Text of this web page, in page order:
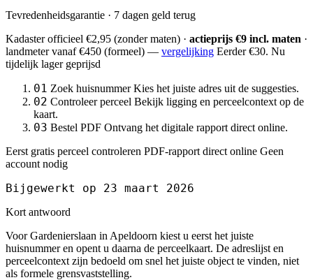
Tevredenheidsgarantie · 7 dagen geld terug
Kadaster officieel €2,95 (zonder maten) · actieprijs €9 incl. maten ·
landmetervanaf €450 (formeel) — vergelijking Eerder €30. Nu
tijdelijk lager geprijsd
01 Zoek huisnummer Kies het juiste adres uit de suggesties.
02 Controleer perceel Bekijk ligging en perceelcontext op de
kaart.
03 Bestel PDF Ontvang het digitale rapport direct online.
Eerst gratis perceel controleren PDF-rapport direct online Geen
account nodig
Bijgewerkt op 23 maart 2026
Kort antwoord
Voor Gardenierslaan in Apeldoorn kiest u eerst het juiste
huisnummer en opent u daarna de perceelkaart. De adreslijst en
perceelcontext zijn bedoeld om snel het juiste object te vinden, niet
als formele grensvaststelling.